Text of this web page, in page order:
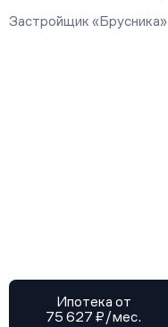
Застройщик «Брусника»
Ипотека от
75 627 ₽/мес.